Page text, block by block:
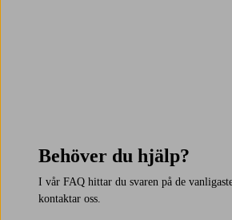
Behöver du hjälp?
I vår FAQ hittar du svaren på de
kontaktar oss.